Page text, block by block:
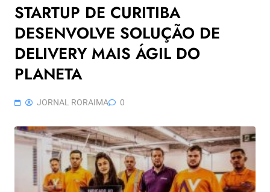
STARTUP DE CURITIBA
DESENVOLVE SOLUÇÃO DE
DELIVERY MAIS ÁGIL DO
PLANETA
JORNAL RORAIMA 0